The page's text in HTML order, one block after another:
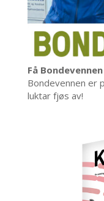
Få
Bondevennen er
luktar fjøs av!